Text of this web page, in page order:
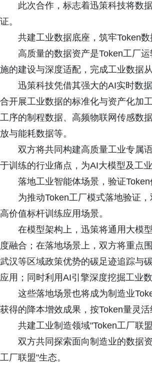
此次合作，标志着迅策科技将数
证。
共建工业数据底座，筑牢Token
高质量的数据资产是Token工厂
施的建设与深度适配，完成工业数据
迅策科技凭借其强大的AI实时数
合开展工业数据的标准化与资产化加
工序的制程数据、高频物联网传感数
放与能耗数据等。
双方将共同构建高质量工业专属
于训练的行业痛点，为AI大模型及工
落地工业智能体场景，验证
为推动Token工厂模式落地验证
高价值标杆训练应用场景。
在模型架构上，迅策将通用大模
度融合；在落地场景上，双方将重点
武汉等区域政策优势的碳足迹追踪与
应用；同时利用AI引擎深度挖掘工业
这些落地场景也将成为制造业
获得的降本增效成果，按Token量灵
共建工业制造领域"Token工厂联
双方共同探索面向制造业的数据
工厂联盟"生态。